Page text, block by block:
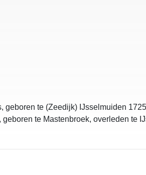
geboren te (Zeedijk) IJsselmuiden 1725
te Mastenbroek, overleden te